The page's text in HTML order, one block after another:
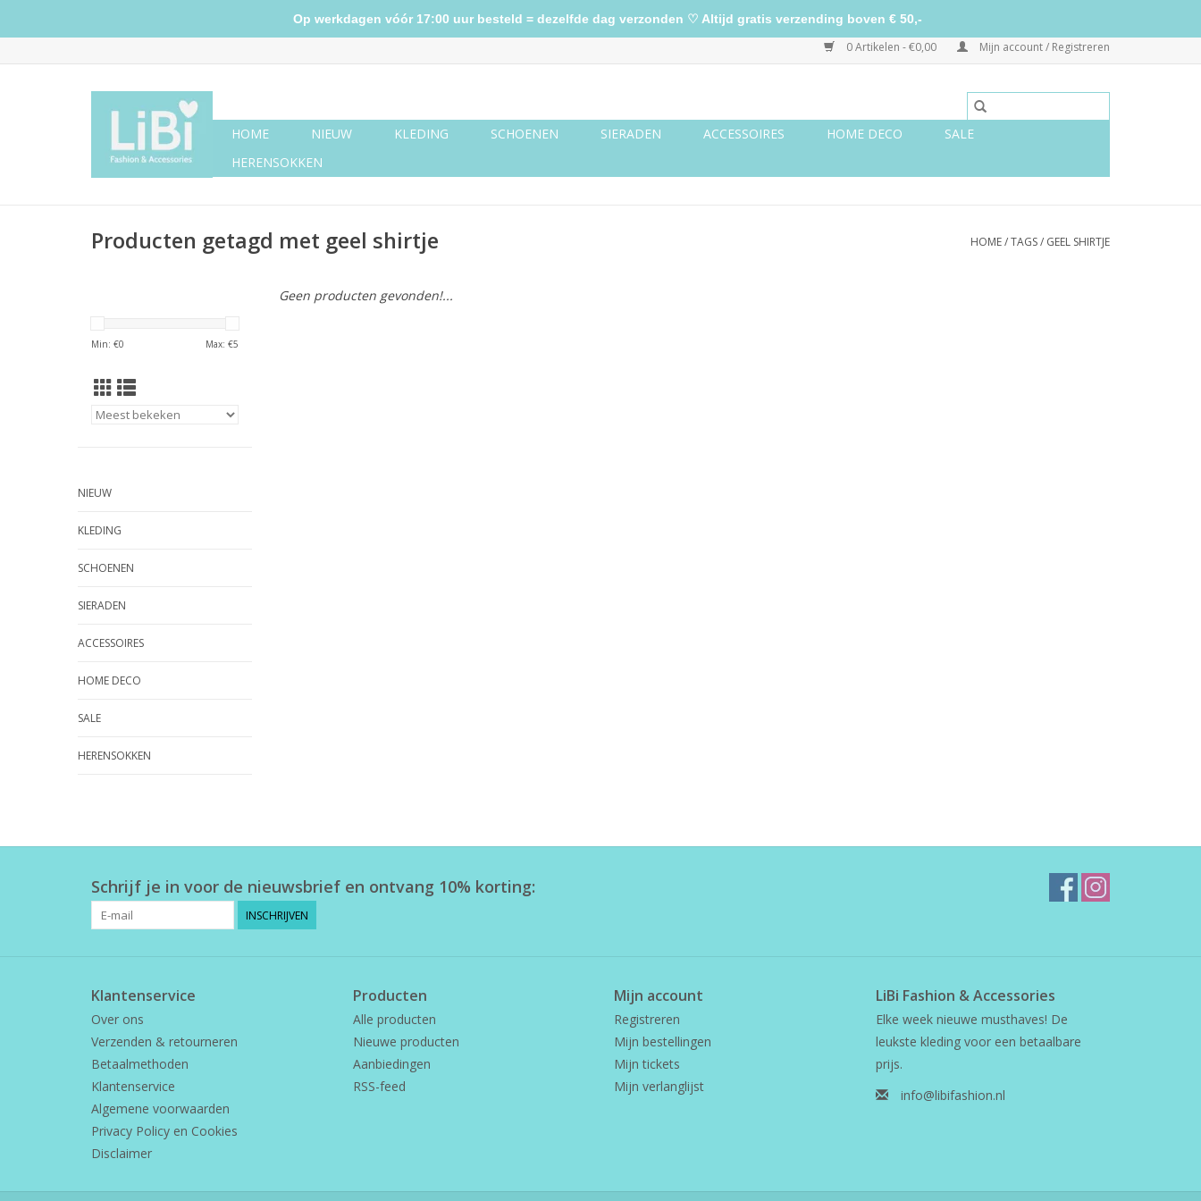
0 Artikelen - €0,00 Mijn account / Registreren
HOME NIEUW KLEDING SCHOENEN SIERADEN ACCESSOIRES HOME DECO
SALE
HERENSOKKEN
Producten getagd met geel shirtje HOME/TAGS/ GEEL SHIRTJE
Min: €0 Max: €5
NIEUW
KLEDING
SCHOENEN
SIERADEN
ACCESSOIRES
HOME DECO
SALE
HERENSOKKEN
Geen producten gevonden!...
Schrijf je in voor de nieuwsbrief en ontvang 10% korting:
INSCHRIJVEN
Klantenservice
Over ons
Verzenden & retourneren
Betaalmethoden
Klantenservice
Algemene voorwaarden
Privacy Policy en Cookies
Disclaimer
Producten
Alle producten
Nieuwe producten
Aanbiedingen
RSS-feed
Mijn account
Registreren
Mijn bestellingen
Mijn tickets
Mijn verlanglijst
LiBi Fashion & Accessories
Elke week nieuwe musthaves! De
leukste kleding voor een betaalbare
prijs.
info@libifashion.nl
Op werkdagen vóór 17:00 uur besteld = dezelfde dag verzonden ♡ Altijd gratis verzending boven € 50,-